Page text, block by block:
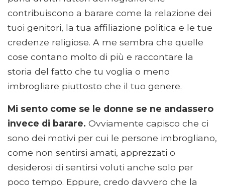
contribuiscono a barare come la relazione dei
tuoi genitori, la tua affiliazione politica e le tue
credenze religiose. A me sembra che quelle
cose contano molto di più e raccontare la
storia del fatto che tu voglia o meno
imbrogliare piuttosto che il tuo genere.
Mi sento come se le donne se ne andassero
invece di barare. Ovviamente capisco che ci
sono dei motivi per cui le persone imbrogliano,
come non sentirsi amati, apprezzati o
desiderosi di sentirsi voluti anche solo per
poco tempo. Eppure, credo davvero che la